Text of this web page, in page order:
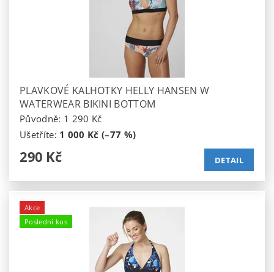
PLAVKOVÉ KALHOTKY HELLY HANSEN W
WATERWEAR BIKINI BOTTOM
Původně: 1 290 Kč
Ušetříte: 1 000 Kč (–77 %)
290 Kč DETAIL
Akce
Poslední kus